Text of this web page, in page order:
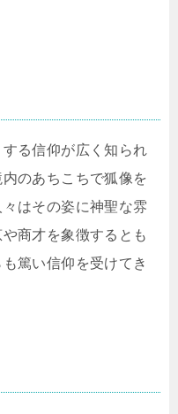
る信仰が広く知られ
のあちこちで狐像を
はその姿に神聖な雰
商才を象徴するとも
篤い信仰を受けてき